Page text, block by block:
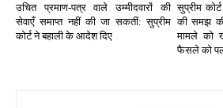
उचित प्रमाण-पत्र वाले उम्मीदवारों की
सेवाएँ समाप्त नहीं की जा सकतीं: सुप्रीम
कोर्ट ने बहाली के आदेश दिए
सुप्रीम
की समझ की
मामले को
फैसले को